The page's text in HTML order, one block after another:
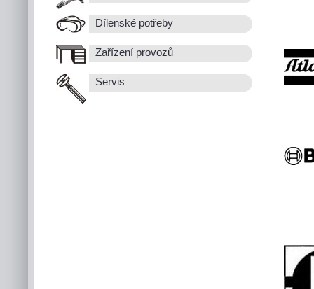
Dílenské potřeby
Zařízení provozů
Servis